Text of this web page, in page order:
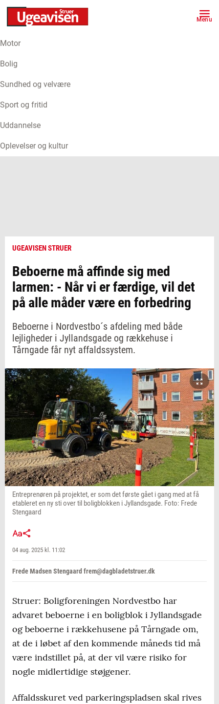
Menu
Motor
Bolig
Sundhed og velvære
Sport og fritid
Uddannelse
Oplevelser og kultur
UGEAVISEN STRUER
Beboerne må affinde sig med
larmen: - Når vi er færdige, vil det
på alle måder være en forbedring
Beboerne i Nordvestbo´s afdeling med både
lejligheder i Jyllandsgade og rækkehuse i
Tårngade får nyt affaldssystem.
Entreprenøren på projektet, er som det første gået i gang med at få
etableret en ny sti over til boligblokken i Jyllandsgade. Foto: Frede
Stengaard
04 aug. 2025 kl. 11:02
Frede Madsen Stengaard frem@dagbladetstruer.dk
Struer: Boligforeningen Nordvestbo har
advaret beboerne i en boligblok i Jyllandsgade
og beboerne i rækkehusene på Tårngade om,
at de i løbet af den kommende måneds tid må
være indstillet på, at der vil være risiko for
nogle midlertidige støjgener.
Affaldsskuret ved parkeringspladsen skal rives